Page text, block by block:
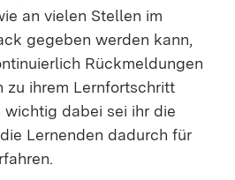
an vielen Stellen im
gegeben werden kann,
Rückmeldungen
zu ihrem Lernfortschritt
wichtig dabei sei ihr die
Lernenden dadurch für